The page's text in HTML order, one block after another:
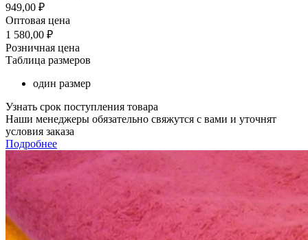
949,00 ₽
Оптовая цена
1 580,00 ₽
Розничная цена
Таблица размеров
один размер
Узнать срок поступления товара
Наши менеджеры обязательно свяжутся с вами и уточнят
условия заказа
Подробнее